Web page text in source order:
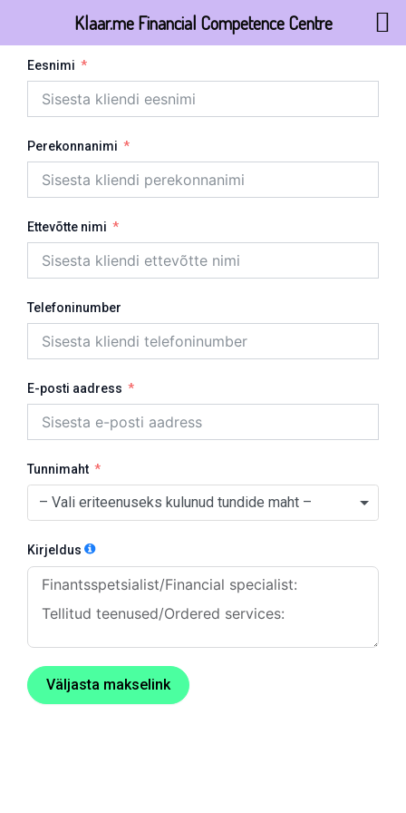
Eesnimi
Perekonnanimi
Ettevõtte nimi
Telefoninumber
E-posti aadress
Tunnimaht
– Vali eriteenuseks kulunud tundide maht –
Kirjeldus
Väljasta makselink
Klaar.me Financial Competence Centre